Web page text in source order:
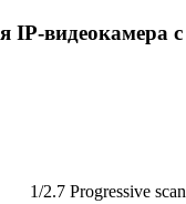
IP-видеокамера
1/2.7 Progressive